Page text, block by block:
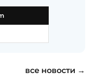
все новости →